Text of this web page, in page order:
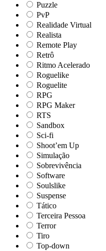
Puzzle
PvP
Realidade Virtual
Realista
Remote Play
Retrô
Ritmo Acelerado
Roguelike
Roguelite
RPG
RPG Maker
RTS
Sandbox
Sci-fi
Shoot’em Up
Simulação
Sobrevivência
Software
Soulslike
Suspense
Tático
Terceira Pessoa
Terror
Tiro
Top-down